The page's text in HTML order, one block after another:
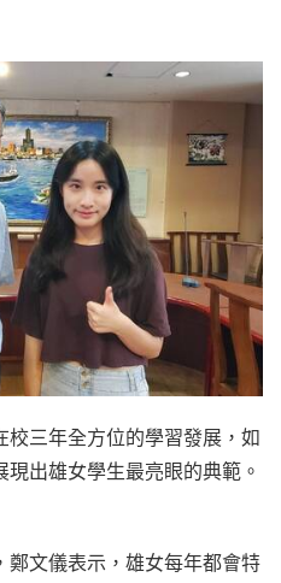
校三年全方位的學習發展，如
現出雄女學生最亮眼的典範 。
鄭文儀表示，雄女每年都會特